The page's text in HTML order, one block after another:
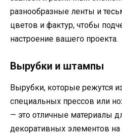
разнообразные ленты и
цветов и фактур, чтобы
настроение вашего проекта.
Вырубки и штампы
Вырубки, которые режутся
специальных прессов или
— это отличные материалы
декоративных элементов на